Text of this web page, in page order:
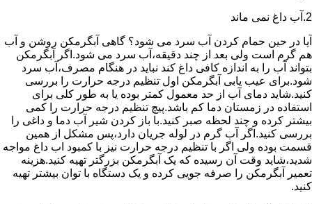
2.آب داغ نمی ماند
آیا در حین حمام کردن آب سرد می شود؟ گاهی آبگرمکن روشن و آب
هم گرم است ولی بعد از چند دقیقه،آب سرد می شود.اگر آبگرمکن
بتواند آب را به اندازه کافی داغ کند نباید در هنگام مصرف،آب سرد
شود.برای عیب یابی آبگرمکن اول تنظیم درجه حرارت را بررسی
کنید.شاید دمای آب از حد معمول کمتر بوده یا به طور کلی برای
استفاده در زمستان دما کم باشد.پیچ تنظیم درجه حرارت را کمی
بیشتر کرده و چند لحظه صبر کنید.با باز کردن شیر آب دما و داغی را
بررسی کنید.اگر آب گرم در لوله جریان دارد،پس مشکل از همین
قسمت بوده ولی اگر با تنظیم درجه حرارت نیز با کمبود اب داغ مواجه
شدید،شاید وقت آن رسیده که یک آبگرمکن بزرگتر تهیه کنید.هزینه
تعمیر آبگرمکن را صرفه جویی کرده و یک دستگاه با توان بیشتر تهیه
کنید.